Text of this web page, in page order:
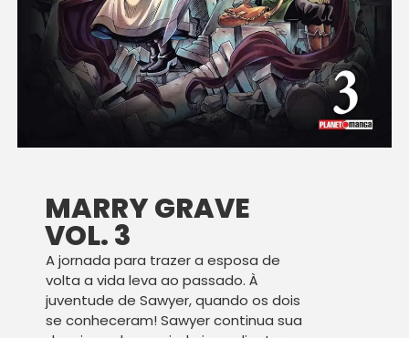
MARRY GRAVE
VOL. 3
A jornada para trazer a esposa de
volta a vida leva ao passado. À
juventude de Sawyer, quando os dois
se conheceram! Sawyer continua sua